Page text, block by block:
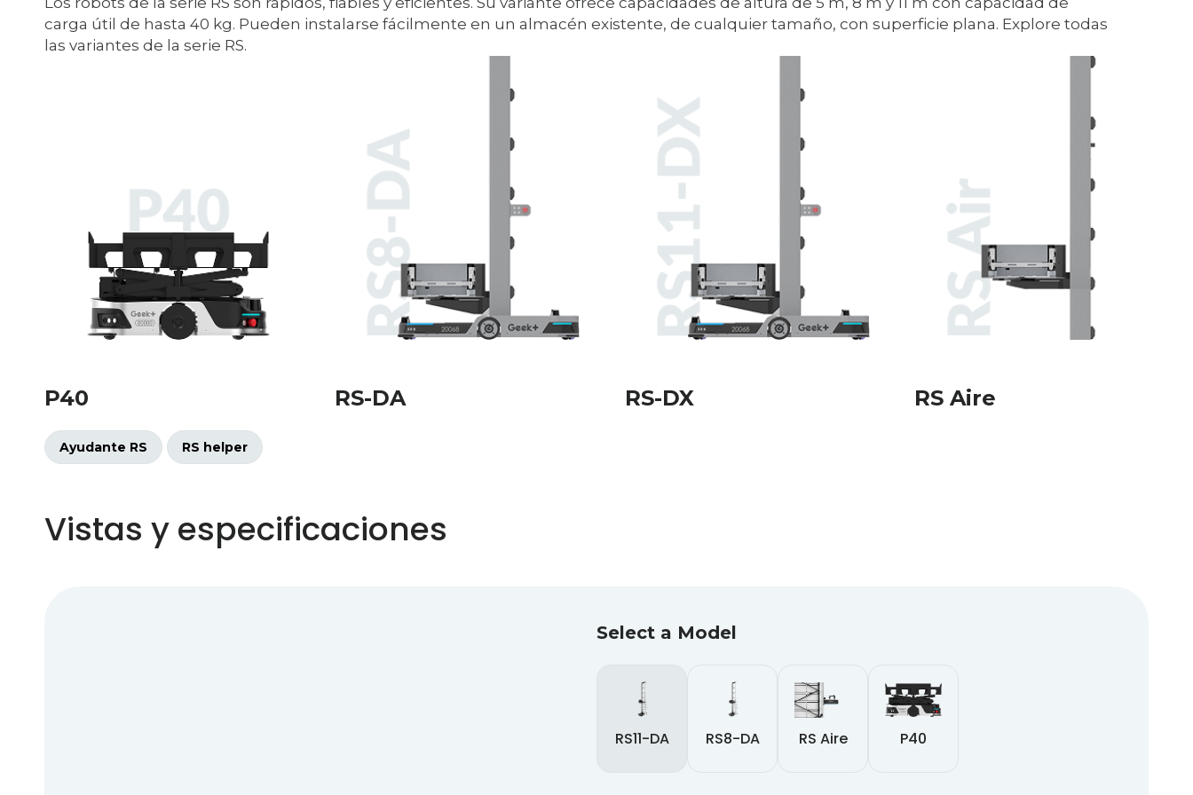
carga útil de hasta 40 kg. Pueden instalarse fácilmente en un almacén existente, de cualquier tamaño, con superficie plana. Explore todas
las variantes de la serie RS.
P40
Ayudante RS RS helper
RS-DA RS-DX RS Aire
Vistas y especificaciones
Select a Model
RS11-DA RS8-DA RS Aire P40